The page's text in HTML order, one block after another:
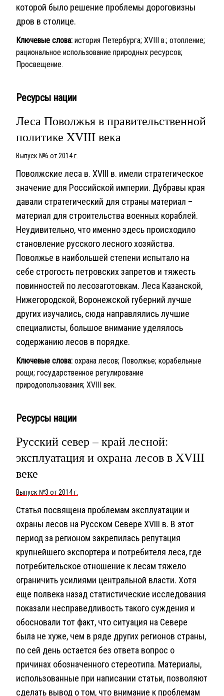
которой было решение проблемы дороговизны
дров в столице.
Ключевые слова: история Петербурга; XVIII в.; отопление;
рациональное использование природных ресурсов;
Просвещение.
Ресурсы нации
Леса Поволжья в правительственной
политике XVIII века
Выпуск №6 от 2014 г.
Поволжские леса в. XVIII в. имели стратегическое
значение для Российской империи. Дубравы края
давали стратегический для страны материал –
материал для строительства военных кораблей.
Неудивительно, что именно здесь происходило
становление русского лесного хозяйства.
Поволжье в наибольшей степени испытало на
себе строгость петровских запретов и тяжесть
повинностей по лесозаготовкам. Леса Казанской,
Нижегородской, Воронежской губерний лучше
других изучались, сюда направлялись лучшие
специалисты, большое внимание уделялось
содержанию лесов в порядке.
Ключевые слова: охрана лесов; Поволжье; корабельные
рощи; государственное регулирование
природопользования; XVIII век.
Ресурсы нации
Русский север – край лесной:
эксплуатация и охрана лесов в XVIII
веке
Выпуск №3 от 2014 г.
Статья посвящена проблемам эксплуатации и
охраны лесов на Русском Севере XVIII в. В этот
период за регионом закрепилась репутация
крупнейшего экспортера и потребителя леса, где
потребительское отношение к лесам тяжело
ограничить усилиями центральной власти. Хотя
еще полвека назад статистические исследования
показали несправедливость такого суждения и
обосновали тот факт, что ситуация на Севере
была не хуже, чем в ряде других регионов страны,
по сей день остается без ответа вопрос о
причинах обозначенного стереотипа. Материалы,
использованные при написании статьи, позволяют
сделать вывод о том, что внимание к проблемам